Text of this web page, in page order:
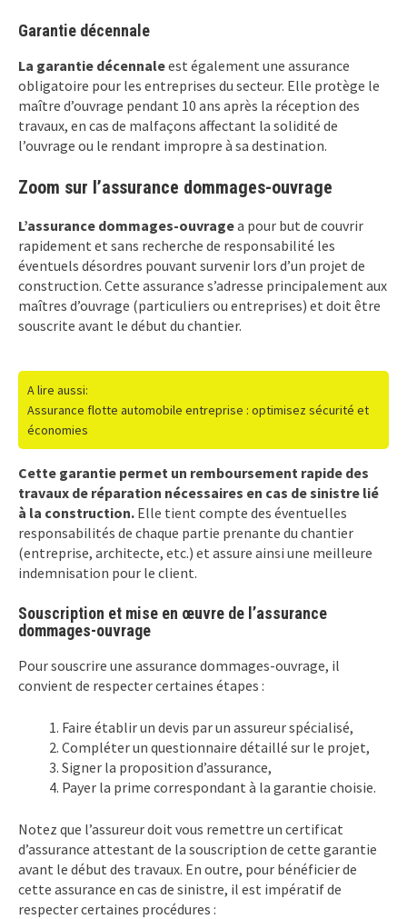
Garantie décennale
La garantie décennaleest également une assurance
obligatoire pour les entreprises du secteur. Elle protège le
maître d’ouvrage pendant 10 ans après la réception des
travaux, en cas de malfaçons affectant la solidité de
l’ouvrage ou le rendant impropre à sa destination.
Zoom sur l’assurance dommages-ouvrage
L’assurance dommages-ouvragea pour but de couvrir
rapidement et sans recherche de responsabilité les
éventuels désordres pouvant survenir lors d’un projet de
construction. Cette assurance s’adresse principalement aux
maîtres d’ouvrage (particuliers ou entreprises) et doit être
souscrite avant le début du chantier.
A lire aussi:
Assurance flotte automobile entreprise : optimisez sécurité et
économies
Cette garantie permet un remboursement rapide des
travaux de réparation nécessaires en cas de sinistre lié
à la construction. Elle tient compte des éventuelles
responsabilités de chaque partie prenante du chantier
(entreprise, architecte, etc.) et assure ainsi une meilleure
indemnisation pour le client.
Souscription et mise en œuvre de l’assurance
dommages-ouvrage
Pour souscrire une assurance dommages-ouvrage, il
convient de respecter certaines étapes :
Faire établir un devis par un assureur spécialisé,
Compléter un questionnaire détaillé sur le projet,
Signer la proposition d’assurance,
Payer la prime correspondant à la garantie choisie.
Notez que l’assureur doit vous remettre un certificat
d’assurance attestant de la souscription de cette garantie
avant le début des travaux. En outre, pour bénéficier de
cette assurance en cas de sinistre, il est impératif de
respecter certaines procédures :